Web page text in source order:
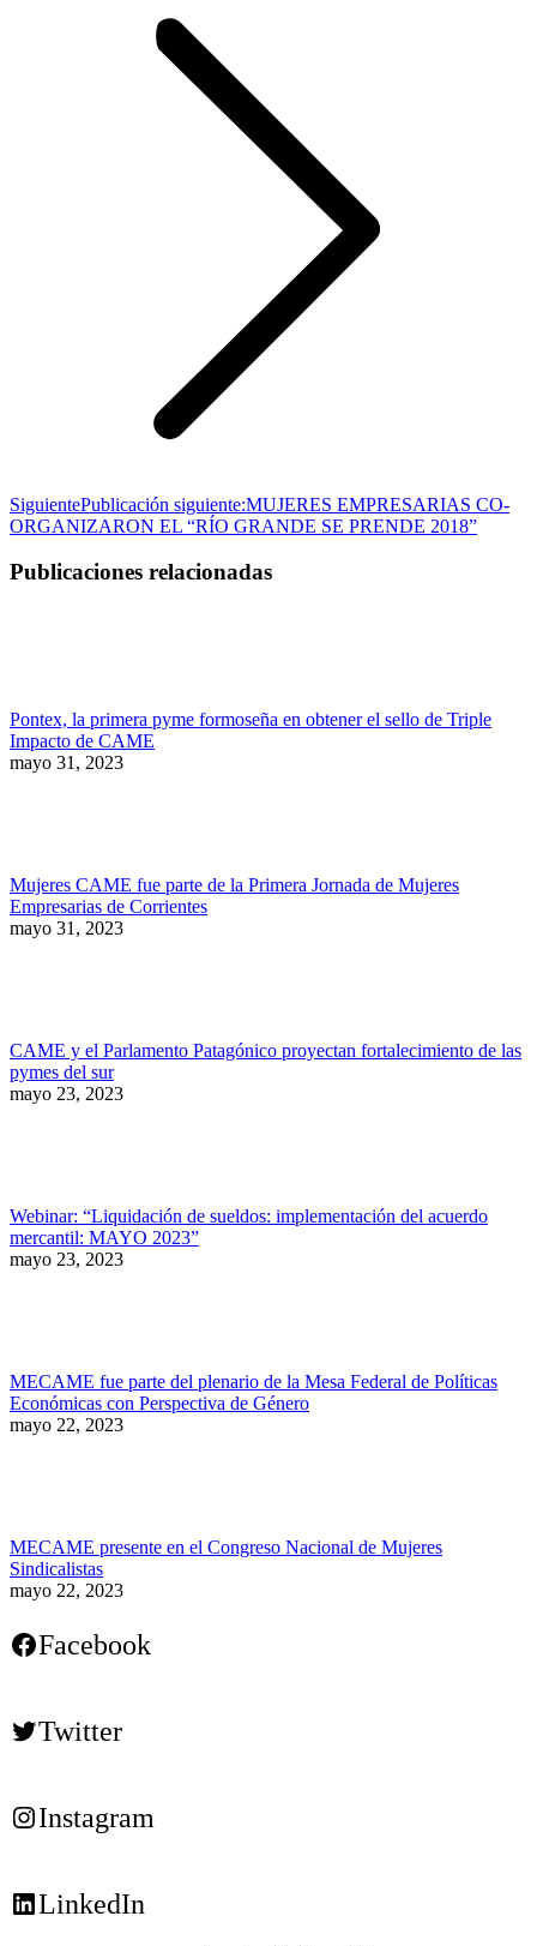
SiguientePublicación siguiente:MUJERES EMPRESARIAS CO-
ORGANIZARON EL “RÍO GRANDE SE PRENDE 2018”
Publicaciones relacionadas
Pontex, la primera pyme formoseña en obtener el sello de Triple
Impacto de CAME
mayo 31, 2023
Mujeres CAME fue parte de la Primera Jornada de Mujeres
Empresarias de Corrientes
mayo 31, 2023
CAME y el Parlamento Patagónico proyectan fortalecimiento de las
pymes del sur
mayo 23, 2023
Webinar: “Liquidación de sueldos: implementación del acuerdo
mercantil: MAYO 2023”
mayo 23, 2023
MECAME fue parte del plenario de la Mesa Federal de Políticas
Económicas con Perspectiva de Género
mayo 22, 2023
MECAME presente en el Congreso Nacional de Mujeres
Sindicalistas
mayo 22, 2023
Facebook
Twitter
Instagram
LinkedIn